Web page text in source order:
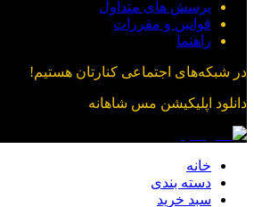
پرسش های متداول
قوانین و مقررات
راهنما
در شبکه‌های اجتماعی کنارتان هستیم!
دانلود اپلیکیشن مس شاهانه
خانه
دسته بندی
سبد خرید